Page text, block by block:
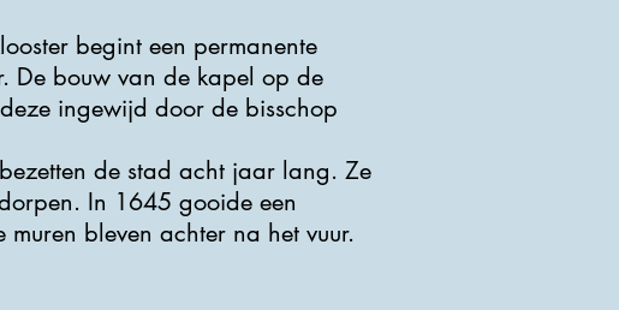
begint een permanente
De bouw van de kapel op de
ingewijd door de bisschop
de stad acht jaar lang. Ze
In 1645 gooide een
bleven achter na het vuur.